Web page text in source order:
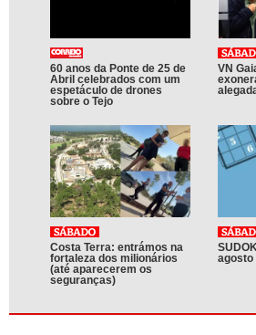
60 anos da Ponte de 25 de
Abril celebrados com um
espetáculo de drones
sobre o Tejo
VN
Costa Terra: entrámos na
fortaleza dos milionários
(até aparecerem os
seguranças)
agosto